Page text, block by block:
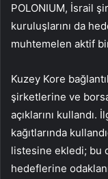
POLONIUM, İsrail
kuruluşlarını da
muhtemelen aktif
Kuzey Kore
şirketlerine ve
açıklarını
kağıtlarında
listesine ekledi; bu
hedeflerine